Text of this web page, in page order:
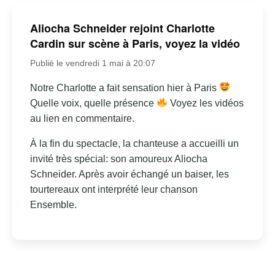
Aliocha Schneider rejoint Charlotte
Cardin sur scène à Paris, voyez la vidéo
Publié le vendredi 1 mai à 20:07
Notre Charlotte a fait sensation hier à Paris
Quelle voix, quelle présence
Voyez les vidéos
au lien en commentaire.
À la fin du spectacle, la chanteuse a accueilli un
invité très spécial: son amoureux Aliocha
Schneider. Après avoir échangé un baiser, les
tourtereaux ont interprété leur chanson
Ensemble.